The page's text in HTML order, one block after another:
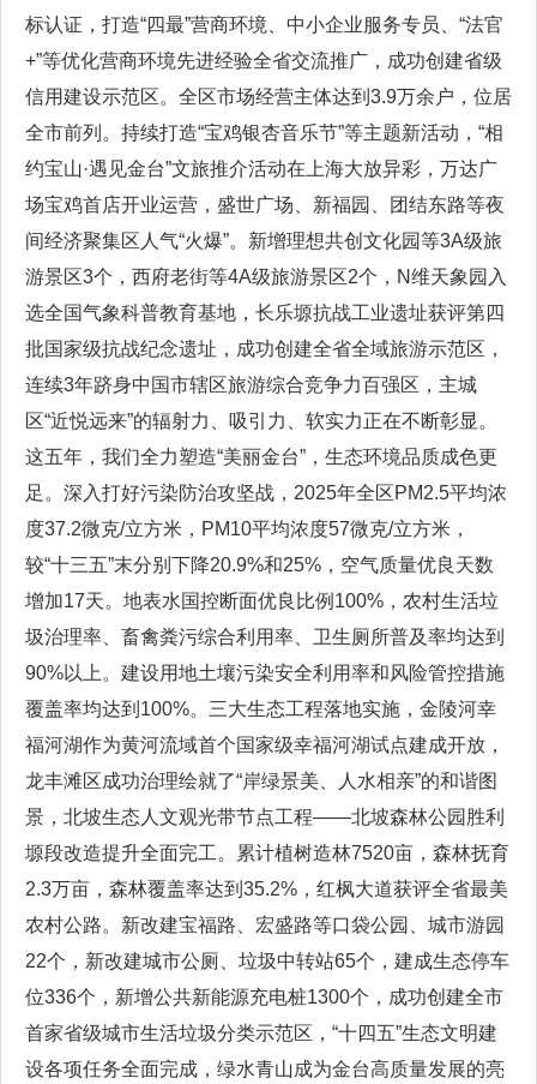
标认证，打造“四最”营商环境、中小企业服务专员、“法官
+”等优化营商环境先进经验全省交流推广，成功创建省级
信用建设示范区。全区市场经营主体达到3.9万余户，位居
全市前列。持续打造“宝鸡银杏音乐节”等主题新活动，“相
约宝山·遇见金台”文旅推介活动在上海大放异彩，万达广
场宝鸡首店开业运营，盛世广场、新福园、团结东路等夜
间经济聚集区人气“火爆”。新增理想共创文化园等3A级旅
游景区3个，西府老街等4A级旅游景区2个，N维天象园入
选全国气象科普教育基地，长乐塬抗战工业遗址获评第四
批国家级抗战纪念遗址，成功创建全省全域旅游示范区，
连续3年跻身中国市辖区旅游综合竞争力百强区，主城
区“近悦远来”的辐射力、吸引力、软实力正在不断彰显。
这五年，我们全力塑造“美丽金台”，生态环境品质成色更
足。深入打好污染防治攻坚战，2025年全区PM2.5平均浓
度37.2微克/立方米，PM10平均浓度57微克/立方米，
较“十三五”末分别下降20.9%和25%，空气质量优良天数
增加17天。地表水国控断面优良比例100%，农村生活垃
圾治理率、畜禽粪污综合利用率、卫生厕所普及率均达到
90%以上。建设用地土壤污染安全利用率和风险管控措施
覆盖率均达到100%。三大生态工程落地实施，金陵河幸
福河湖作为黄河流域首个国家级幸福河湖试点建成开放，
龙丰滩区成功治理绘就了“岸绿景美、人水相亲”的和谐图
景，北坡生态人文观光带节点工程——北坡森林公园胜利
塬段改造提升全面完工。累计植树造林7520亩，森林抚育
2.3万亩，森林覆盖率达到35.2%，红枫大道获评全省最美
农村公路。新改建宝福路、宏盛路等口袋公园、城市游园
22个，新改建城市公厕、垃圾中转站65个，建成生态停车
位336个，新增公共新能源充电桩1300个，成功创建全市
首家省级城市生活垃圾分类示范区，“十四五”生态文明建
设各项任务全面完成，绿水青山成为金台高质量发展的亮